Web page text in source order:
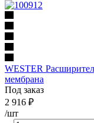
WESTER
мембрана
Под заказ
2 916 ₽
/шт